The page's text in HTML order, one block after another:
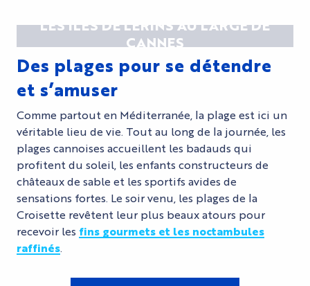
LES ÎLES DE LÉRINS AU LARGE DE
CANNES
Des plages pour se détendre
et s’amuser
Comme partout en Méditerranée, la plage est ici un
véritable lieu de vie. Tout au long de la journée, les
plages cannoises accueillent les badauds qui
profitent du soleil, les enfants constructeurs de
châteaux de sable et les sportifs avides de
sensations fortes. Le soir venu, les plages de la
Croisette revêtent leur plus beaux atours pour
recevoir les fins gourmets et les noctambules
raffinés.